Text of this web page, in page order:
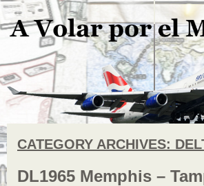
CATEGORY ARCHIVES:
DL1965 Memphis –